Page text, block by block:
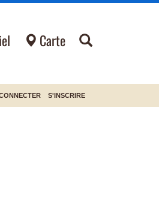
Carte
S'INSCRIRE